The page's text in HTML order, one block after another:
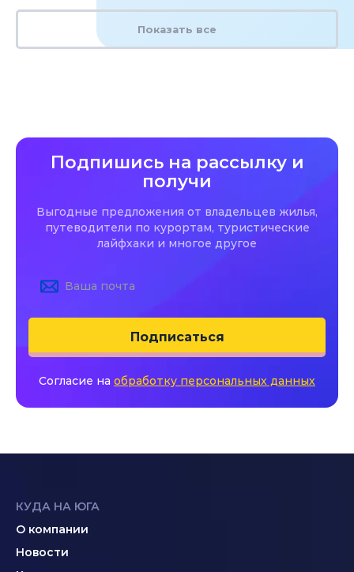
Показать все
Подпишись на рассылку и
получи
Выгодные предложения от владельцев жилья,
путеводители по курортам, туристические
лайфхаки и многое другое
Подписаться
Согласие на обработку персональных данных
КУДА НА ЮГА
О компании
Новости